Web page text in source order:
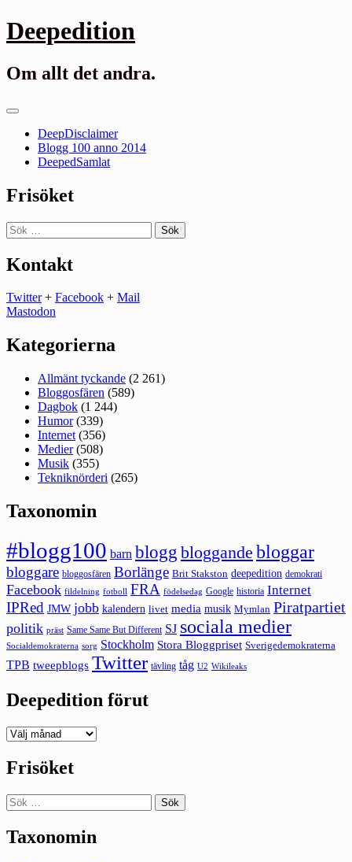
Gå
till
Deepedition
Om allt det andra.
Primär
DeepDisclaimer
Blogg 100 anno 2014
DeepedSamlat
Frisöket
Sök
efter:
Kontakt
Twitter+ Facebook + Mail
Mastodon
Kategorierna
Allmänt tyckande (2 261)
Bloggosfären (589)
Dagbok (1 244)
Humor(339)
Internet (356)
Medier(508)
Musik (355)
Tekniknörderi (265)
Taxonomin
#blogg100 barn blogg bloggande bloggar
bloggare bloggosfären Borlänge Brit Stakston deepedition demokrati
Facebook fildelning fotboll FRA födelsedag Google historia Internet
IPRed JMW jobb kalendern livet media musik Mymlan Piratpartiet
politik präst Same Same But Different SJ sociala medier
Socialdemokraterna sorg Stockholm Stora Bloggpriset Sverigedemokraterna
TPB tweepblogs Twitter tävling tåg U2 Wikileaks
Deepedition förut
Deepedition
Frisöket
Sök
efter:
Taxonomin